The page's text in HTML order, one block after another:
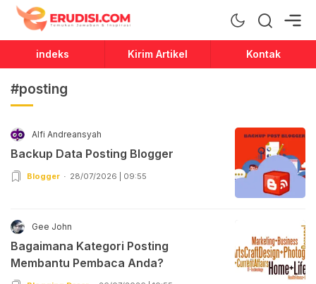
Erudisi
Temukan Jawaban dan Inspirasi
indeks Kirim Artikel Kontak
#posting
Alfi Andreansyah
Backup Data Posting Blogger
Blogger 28/07/2026 | 09:55
Gee John
Bagaimana Kategori Posting
Membantu Pembaca Anda?